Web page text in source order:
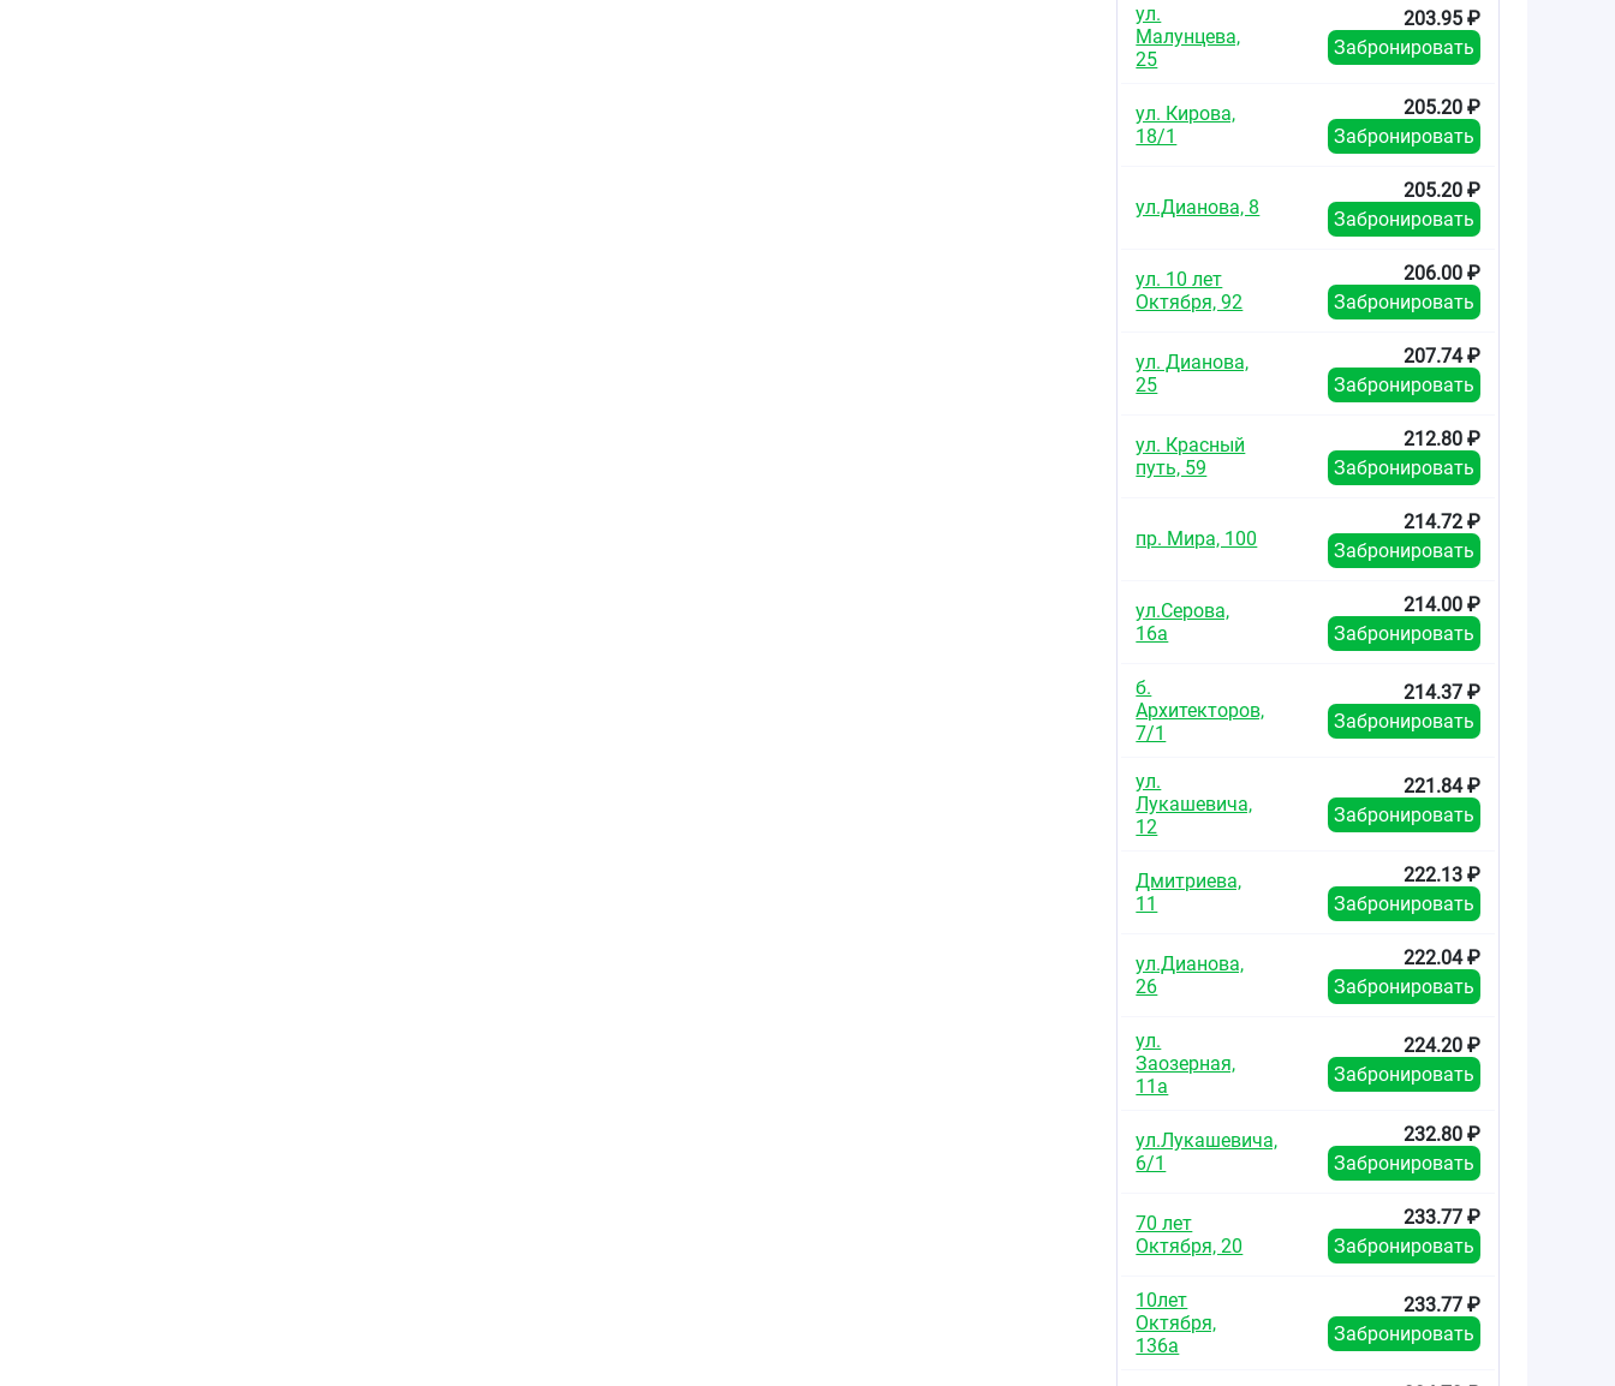
ул.
Малунцева,
25
203.95 ₽
Забронировать
ул. Кирова,
18/1
205.20 ₽
Забронировать
ул.Дианова, 8
205.20 ₽
Забронировать
ул. 10 лет
Октября, 92
206.00 ₽
Забронировать
ул. Дианова,
25
207.74 ₽
Забронировать
ул. Красный
путь, 59
212.80 ₽
Забронировать
пр. Мира, 100
214.72 ₽
Забронировать
ул.Серова,
16а
214.00 ₽
Забронировать
б.
Архитекторов,
7/1
214.37 ₽
Забронировать
ул.
Лукашевича,
12
221.84 ₽
Забронировать
Дмитриева,
11
222.13 ₽
Забронировать
ул.Дианова,
26
222.04 ₽
Забронировать
ул.
Заозерная,
11а
224.20 ₽
Забронировать
ул.Лукашевича,
6/1
232.80 ₽
Забронировать
70 лет
Октября, 20
233.77 ₽
Забронировать
10лет
Октября,
136а
233.77 ₽
Забронировать